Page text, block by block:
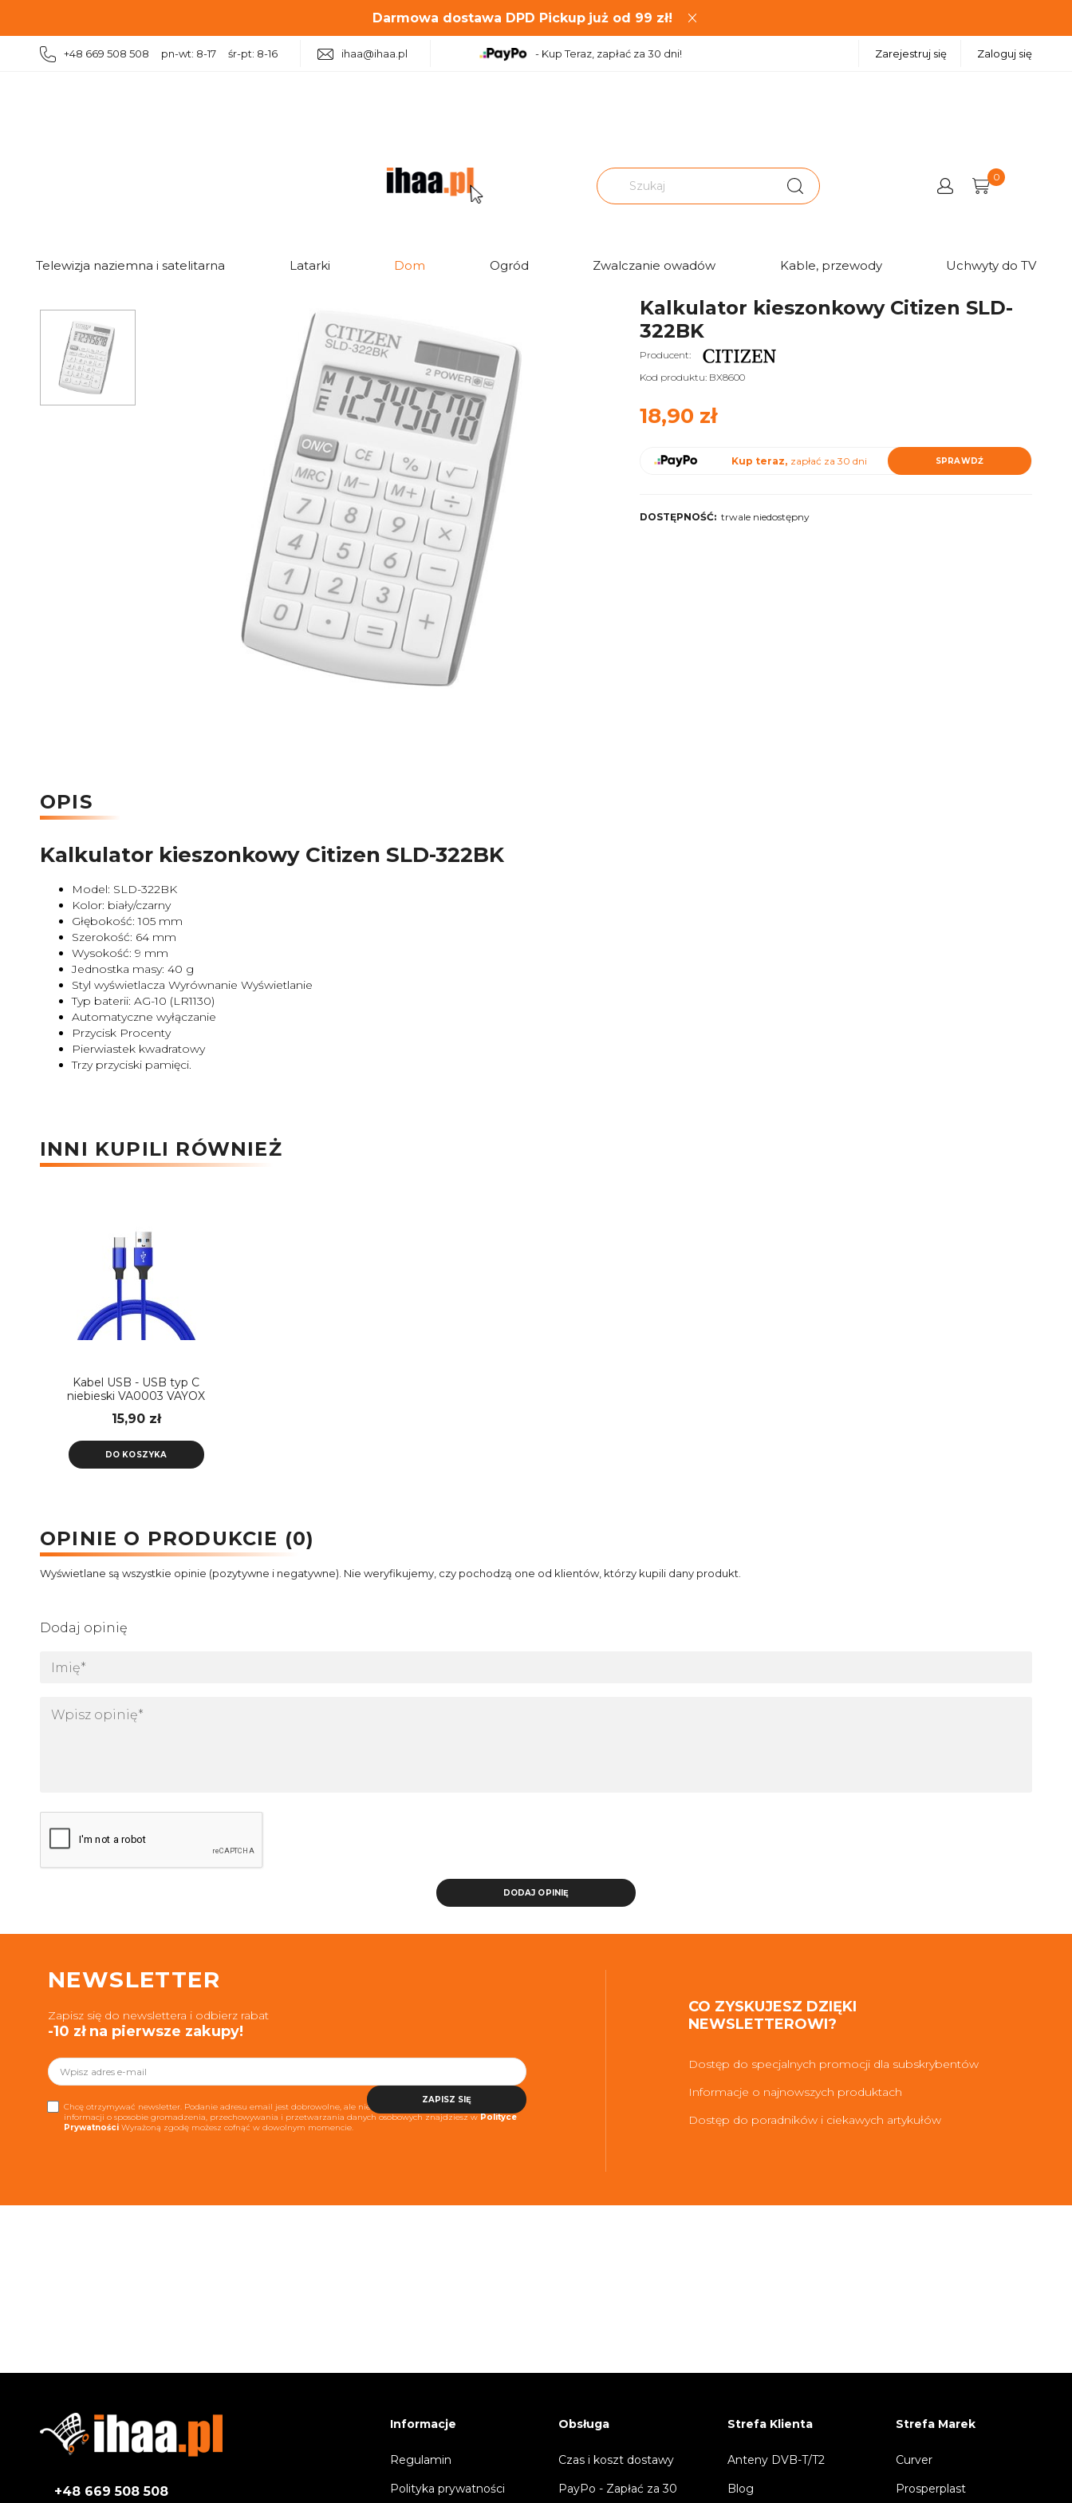
Darmowa dostawa DPD Pickup już od 99 zł!
+48 669 508 508 pn-wt: 8-17 śr-pt: 8-16 ihaa@ihaa.pl - Kup Teraz, zapłać za 30 dni! Zarejestruj się Zaloguj się
0
Telewizja naziemna i satelitarna Latarki Dom Ogród Zwalczanie owadów Kable, przewody Uchwyty do TV
Ocena:
Kalkulator kieszonkowy Citizen SLD-
322BK
Producent:
Kod produktu: BX8600
18,90 zł
Kup teraz, zapłać za 30 dni SPRAWDŹ
DOSTĘPNOŚĆ: trwale niedostępny
OPIS
Kalkulator kieszonkowy Citizen SLD-322BK
Model: SLD-322BK
Kolor: biały/czarny
Głębokość: 105 mm
Szerokość: 64 mm
Wysokość: 9 mm
Jednostka masy: 40 g
Styl wyświetlacza Wyrównanie Wyświetlanie
Typ baterii: AG-10 (LR1130)
Automatyczne wyłączanie
Przycisk Procenty
Pierwiastek kwadratowy
Trzy przyciski pamięci.
INNI KUPILI RÓWNIEŻ
Kabel USB - USB typ C
niebieski VA0003 VAYOX
15,90 zł
DO KOSZYKA
OPINIE O PRODUKCIE (0)
Wyświetlane są wszystkie opinie (pozytywne i negatywne). Nie weryfikujemy, czy pochodzą one od klientów, którzy kupili dany produkt.
Dodaj opinię
DODAJ OPINIĘ
NEWSLETTER
Zapisz się do newslettera i odbierz rabat
-10 zł na pierwsze zakupy!
ZAPISZ SIĘ
Chcę otrzymywać newsletter. Podanie adresu email jest dobrowolne, ale niezbędne do realizacji usługi. Więcej
informacji o sposobie gromadzenia, przechowywania i przetwarzania danych osobowych znajdziesz w Polityce
Prywatności Wyrażoną zgodę możesz cofnąć w dowolnym momencie.
CO ZYSKUJESZ DZIĘKI
NEWSLETTEROWI?
Dostęp do specjalnych promocji dla subskrybentów
Informacje o najnowszych produktach
Dostęp do poradników i ciekawych artykułów
+48 669 508 508
Informacje
Regulamin
Polityka prywatności
Obsługa
Czas i koszt dostawy
PayPo - Zapłać za 30
Strefa Klienta
Anteny DVB-T/T2
Blog
Strefa Marek
Curver
Prosperplast